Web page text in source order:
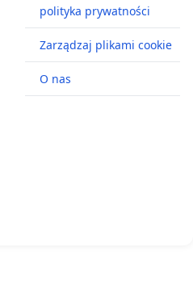
polityka prywatności
Zarządzaj plikami cookie
O nas